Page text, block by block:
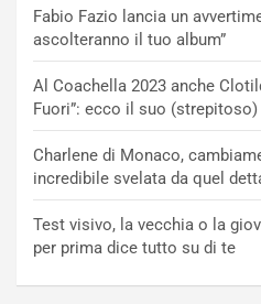
Fabio Fazio lancia un
ascolteranno il tuo album”
Al Coachella 2023 anche
Fuori”: ecco il suo
Charlene di Monaco,
incredibile svelata da quel
Test visivo, la vecchia o la
per prima dice tutto su di te